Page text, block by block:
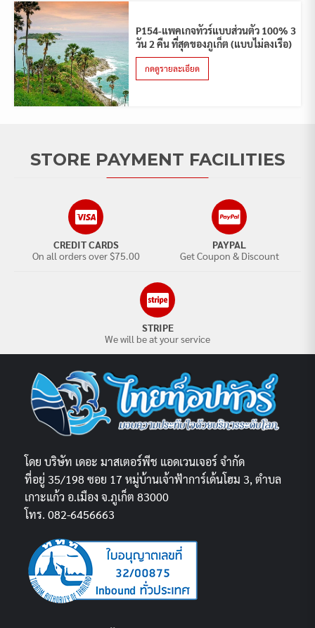
P154-แพคเกจทัวร์แบบส่วนตัว 100% 3
วัน 2 คืน ที่สุดของภูเก็ต (แบบไม่ลงเรือ)
กดดูรายละเอียด
STORE PAYMENT FACILITIES
CREDIT CARDS
On all orders over $75.00
PAYPAL
Get Coupon & Discount
STRIPE
We will be at your service
โดย บริษัท เดอะ มาสเตอร์พีช แอดเวนเจอร์ จำกัด
ที่อยู่ 35/198 ซอย 17 หมู่บ้านเจ้าฟ้าการ์เด้นโฮม 3, ตำบล
เกาะแก้ว อ.เมือง จ.ภูเก็ต 83000
โทร. 082-6456663